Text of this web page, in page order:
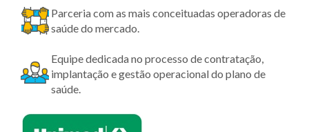
Parceria com as mais conceituadas operadoras de
saúde do mercado.
Equipe dedicada no processo de contratação,
implantação e gestão operacional do plano de
saúde.